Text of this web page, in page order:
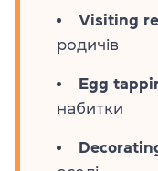
Visiting
родичів
Egg
набитки